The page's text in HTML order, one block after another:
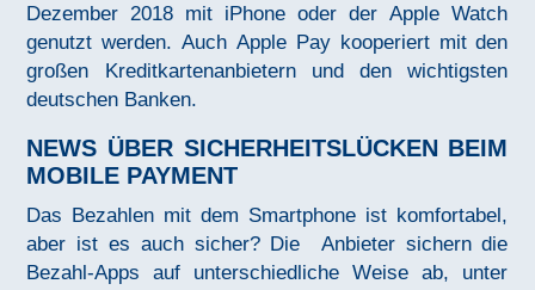
Dezember 2018 mit iPhone oder der Apple Watch
genutzt werden. Auch Apple Pay kooperiert mit den
großen Kreditkartenanbietern und den wichtigsten
deutschen Banken.
NEWS ÜBER SICHERHEITSLÜCKEN BEIM
MOBILE PAYMENT
Das Bezahlen mit dem Smartphone ist komfortabel,
aber ist es auch sicher? Die Anbieter sichern die
Bezahl-Apps auf unterschiedliche Weise ab, unter